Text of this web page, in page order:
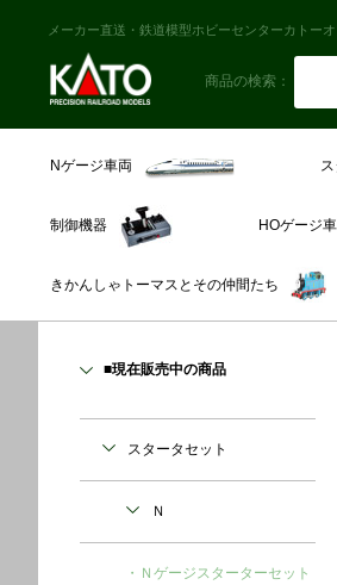
メーカー直送・鉄道模型ホビーセンターカトー
商品の検索：
Nゲージ車両
制御機器 HOゲージ
きかんしゃトーマスとその仲間たち
■現在販売中の商品
スタータセット
Ｎ
Ｎゲージスターターセット